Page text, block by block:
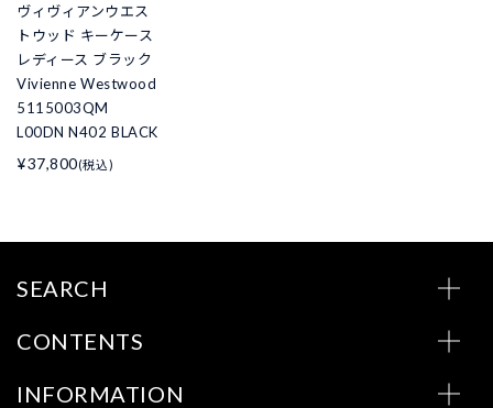
ヴィヴィアンウエス
トウッド キーケース
レディース ブラック
Vivienne Westwood
5115003QM
L00DN N402 BLACK
¥37,800(税込)
SEARCH
CONTENTS
INFORMATION